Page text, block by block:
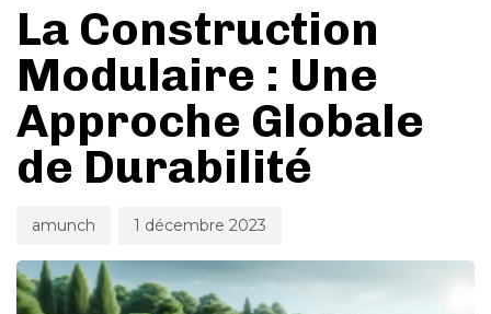
La Construction
Modulaire : Une
Approche Globale
de Durabilité
amunch 1 décembre 2023